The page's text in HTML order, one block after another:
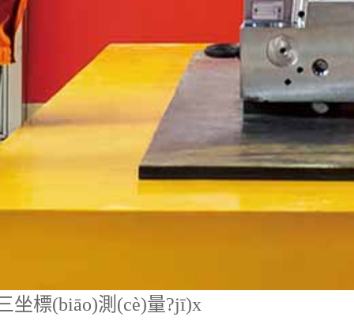
標(biāo)測(cè)量?jī)x